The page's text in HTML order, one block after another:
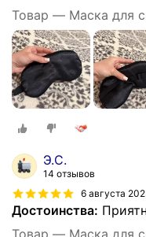
Товар — Маска для
Э.С.
14 отзывов
6 августа
Достоинства: